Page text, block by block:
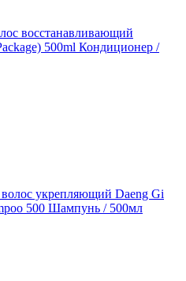
восстанавливающий
500ml Кондиционер /
укрепляющий Daeng Gi
500 Шампунь / 500мл